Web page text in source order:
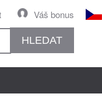
Váš bonus
HLEDAT